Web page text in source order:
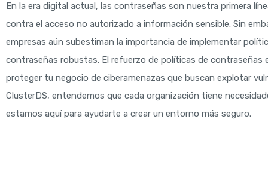
En la era digital actual, las contraseñas son nuestra primera
contra el acceso no autorizado a información sensible. Sin
empresas aún subestiman la importancia de implementar
contraseñas robustas. El refuerzo de políticas de contraseñas
proteger tu negocio de ciberamenazas que buscan explotar
ClusterDS, entendemos que cada organización tiene
estamos aquí para ayudarte a crear un entorno más seguro.